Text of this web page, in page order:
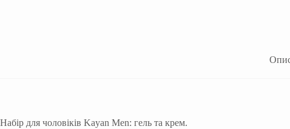
Набір для чоловіків Kayan Men: гель та крем.